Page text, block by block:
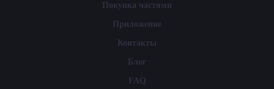
Покупка частями
Приложение
Контакты
Блог
FAQ